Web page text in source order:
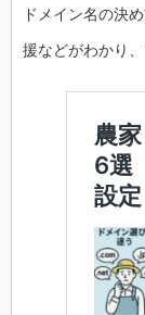
ドメイン名の決
援などがわかり